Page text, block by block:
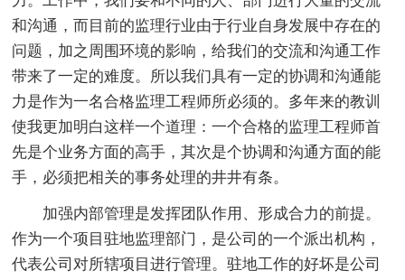
和沟通，而目前的监理行业由于行业自身发展中存在的
问题，加之周围环境的影响，给我们的交流和沟通工作
带来了一定的难度。所以我们具有一定的协调和沟通能
力是作为一名合格监理工程师所必须的。多年来的教训
使我更加明白这样一个道理：一个合格的监理工程师首
先是个业务方面的高手，其次是个协调和沟通方面的能
手，必须把相关的事务处理的井井有条。
加强内部管理是发挥团队作用、形成合力的前提。
作为一个项目驻地监理部门，是公司的一个派出机构，
代表公司对所辖项目进行管理。驻地工作的好坏是公司